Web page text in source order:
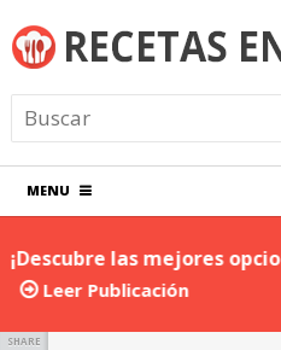
MENU
¡Descubre las mejores
para llevar al trabajo!
Leer Publicación
SHARE